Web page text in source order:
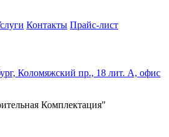
Контакты Прайс-лист
Коломяжский пр., 18 лит. А, офис
Комплектация"